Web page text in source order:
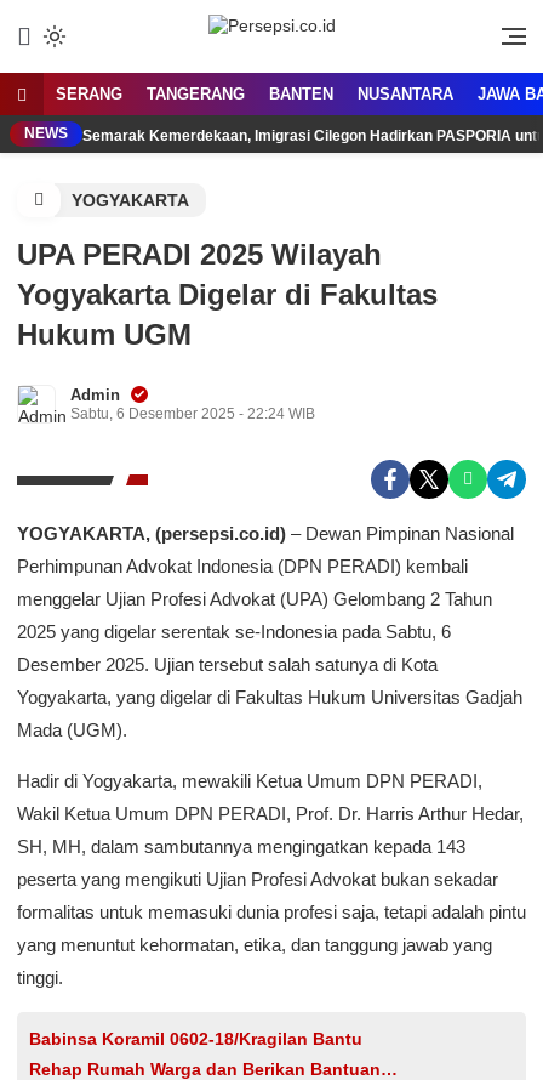
SERANG TANGERANG BANTEN NUSANTARA JAWA
NEWS Semarak Kemerdekaan, Imigrasi Cilegon Hadirkan PASPORIA
YOGYAKARTA
UPA PERADI 2025 Wilayah
Yogyakarta Digelar di Fakultas
Hukum UGM
Admin
Sabtu, 6 Desember 2025 - 22:24 WIB
YOGYAKARTA, (persepsi.co.id) – Dewan Pimpinan Nasional
Perhimpunan Advokat Indonesia (DPN PERADI) kembali
menggelar Ujian Profesi Advokat (UPA) Gelombang 2 Tahun
2025 yang digelar serentak se-Indonesia pada Sabtu, 6
Desember 2025. Ujian tersebut salah satunya di Kota
Yogyakarta, yang digelar di Fakultas Hukum Universitas Gadjah
Mada (UGM).
Hadir di Yogyakarta, mewakili Ketua Umum DPN PERADI,
Wakil Ketua Umum DPN PERADI, Prof. Dr. Harris Arthur Hedar,
SH, MH, dalam sambutannya mengingatkan kepada 143
peserta yang mengikuti Ujian Profesi Advokat bukan sekadar
formalitas untuk memasuki dunia profesi saja, tetapi adalah pintu
yang menuntut kehormatan, etika, dan tanggung jawab yang
tinggi.
Babinsa Koramil 0602-18/Kragilan Bantu
Rehap Rumah Warga dan Berikan Bantuan